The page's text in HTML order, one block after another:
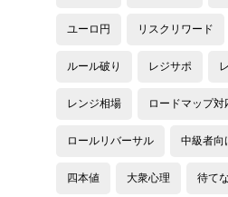
ユーロ円 リスクリワード
ルール破り レジサポ
レンジ相場 ロードマップ対
ロールリバーサル 中級者向
四本値 大衆心理 待て